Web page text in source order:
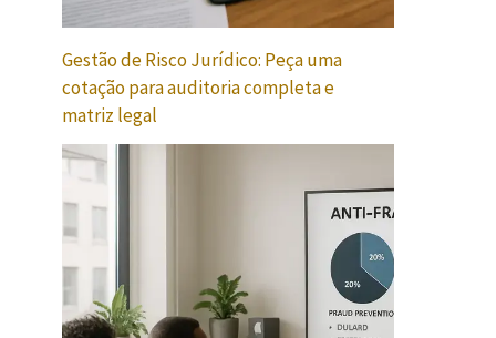
Gestão de Risco Jurídico: Peça uma
cotação para auditoria completa e
matriz legal